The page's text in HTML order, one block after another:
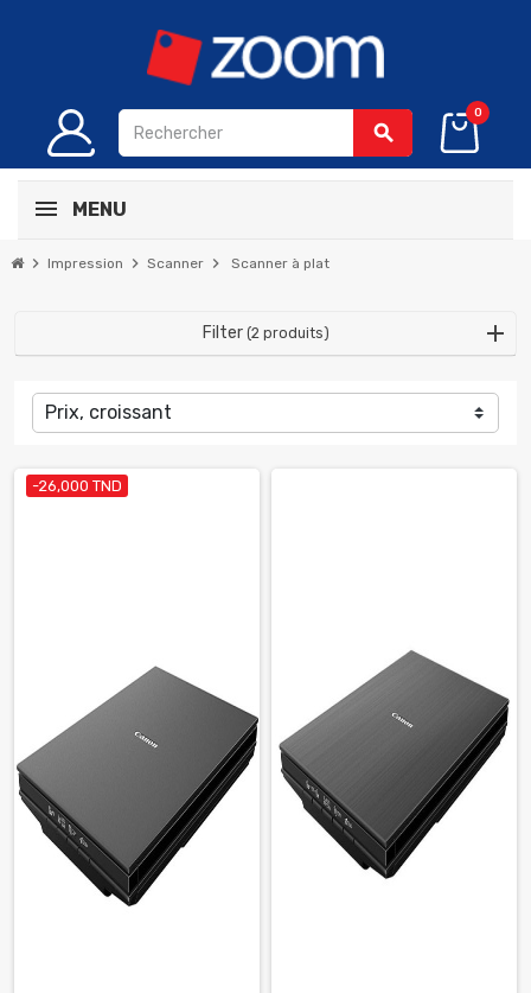
search
0
MENU
chevron_right Impression chevron_right Scanner chevron_right Scanner à plat
Filter (2 produits)
Prix, croissant
-26,000 TND